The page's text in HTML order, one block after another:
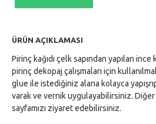
ÜRÜN AÇIKLAMASI
Pirinç kağıdı çelk sapından yapılan ince
pirinç dekopaj çalışmaları için
glue ile istediğiniz alana kolayca
varak ve vernik uygulayabilirsiniz.
sayfamızı ziyaret edebilirsiniz.